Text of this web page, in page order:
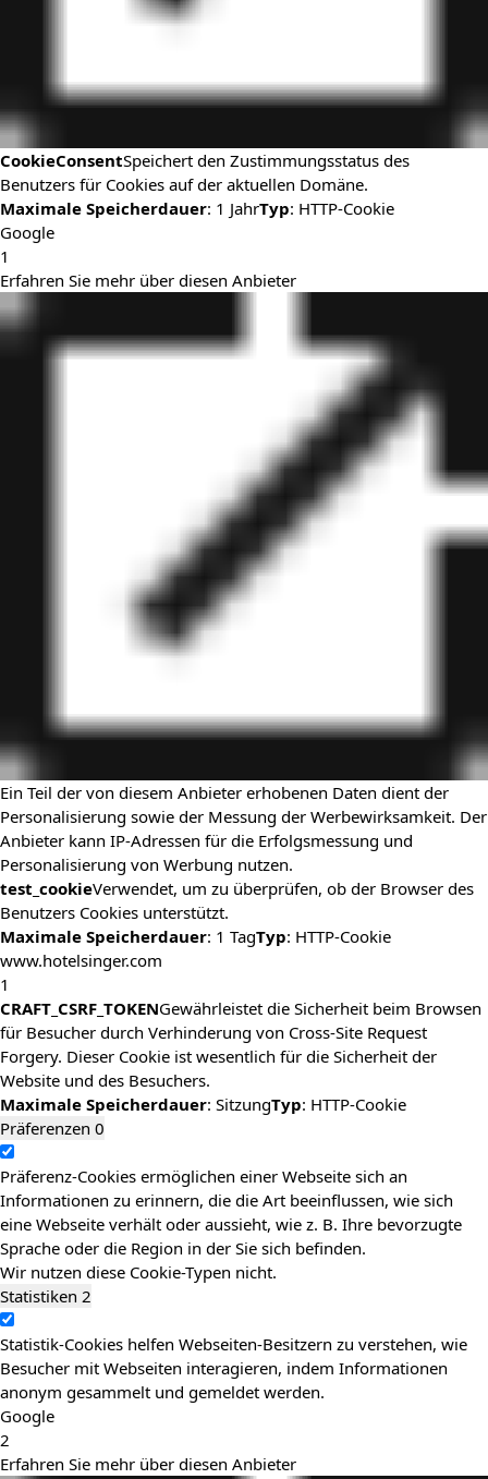
CookieConsentSpeichert den Zustimmungsstatus des
Benutzers für Cookies auf der aktuellen Domäne.
Maximale Speicherdauer: 1 JahrTyp: HTTP-Cookie
Google
1
Erfahren Sie mehr über diesen Anbieter
Ein Teil der von diesem Anbieter erhobenen Daten dient der
Personalisierung sowie der Messung der Werbewirksamkeit. Der
Anbieter kann IP-Adressen für die Erfolgsmessung und
Personalisierung von Werbung nutzen.
test_cookieVerwendet, um zu überprüfen, ob der Browser des
Benutzers Cookies unterstützt.
Maximale Speicherdauer: 1 TagTyp: HTTP-Cookie
www.hotelsinger.com
1
CRAFT_CSRF_TOKENGewährleistet die Sicherheit beim Browsen
für Besucher durch Verhinderung von Cross-Site Request
Forgery. Dieser Cookie ist wesentlich für die Sicherheit der
Website und des Besuchers.
Maximale Speicherdauer: SitzungTyp: HTTP-Cookie
Präferenzen 0
Präferenz-Cookies ermöglichen einer Webseite sich an
Informationen zu erinnern, die die Art beeinflussen, wie sich
eine Webseite verhält oder aussieht, wie z. B. Ihre bevorzugte
Sprache oder die Region in der Sie sich befinden.
Wir nutzen diese Cookie-Typen nicht.
Statistiken 2
Statistik-Cookies helfen Webseiten-Besitzern zu verstehen, wie
Besucher mit Webseiten interagieren, indem Informationen
anonym gesammelt und gemeldet werden.
Google
2
Erfahren Sie mehr über diesen Anbieter